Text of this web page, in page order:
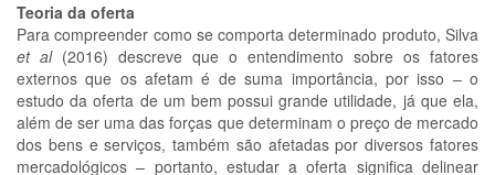
Teoria da oferta
Para compreender como se comporta determinado produto, Silva
et al (2016) descreve que o entendimento sobre os fatores
externos que os afetam é de suma importância, por isso – o
estudo da oferta de um bem possui grande utilidade, já que ela,
além de ser uma das forças que determinam o preço de mercado
dos bens e serviços, também são afetadas por diversos fatores
mercadológicos – portanto, estudar a oferta significa delinear